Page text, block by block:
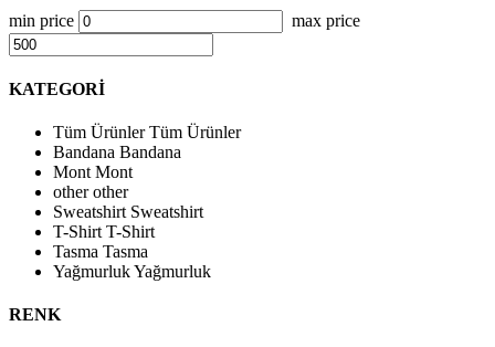
min price max price
KATEGORİ
Tüm ÜrünlerTüm Ürünler
Bandana Bandana
Mont Mont
otherother
Sweatshirt Sweatshirt
T-Shirt T-Shirt
Tasma Tasma
YağmurlukYağmurluk
RENK